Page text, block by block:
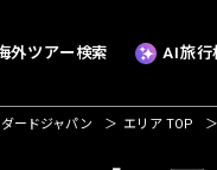
外ツアー検索 AI旅行
ードジャパン エリア TOP